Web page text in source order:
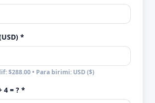
*
$288.00 • Para birimi: USD ($)
4 = ? *